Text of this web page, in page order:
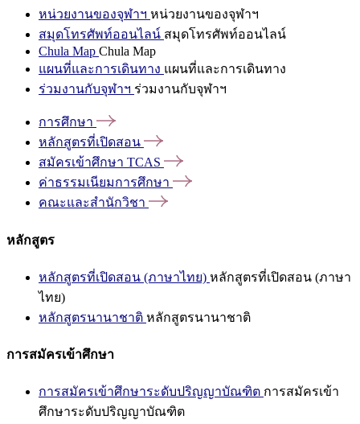
หน่วยงานของจุฬาฯ หน่วยงานของจุฬาฯ
สมุดโทรศัพท์ออนไลน์ สมุดโทรศัพท์ออนไลน์
Chula Map Chula Map
แผนที่และการเดินทาง แผนที่และการเดินทาง
ร่วมงานกับจุฬาฯ ร่วมงานกับจุฬาฯ
การศึกษา
หลักสูตรที่เปิดสอน
สมัครเข้าศึกษา TCAS
ค่าธรรมเนียมการศึกษา
คณะและสำนักวิชา
หลักสูตร
หลักสูตรที่เปิดสอน (ภาษาไทย) หลักสูตรที่เปิดสอน (ภาษา
ไทย)
หลักสูตรนานาชาติ หลักสูตรนานาชาติ
การสมัครเข้าศึกษา
การสมัครเข้าศึกษาระดับปริญญาบัณฑิต การสมัครเข้า
ศึกษาระดับปริญญาบัณฑิต